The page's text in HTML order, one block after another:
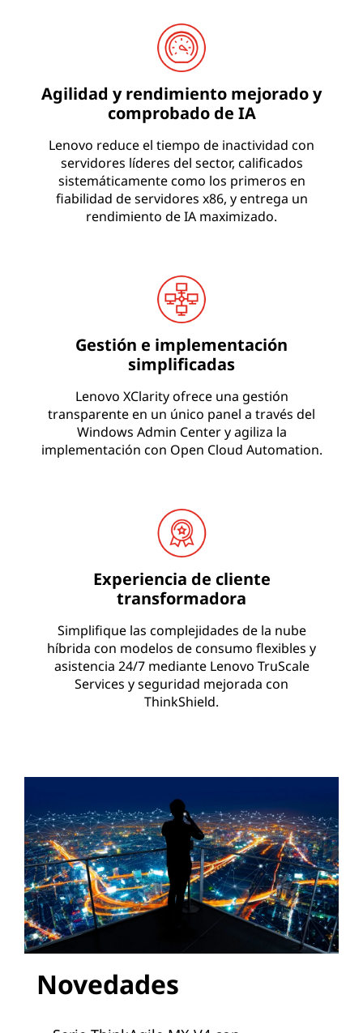
Agilidad y rendimiento mejorado y
comprobado de IA
Lenovo reduce el tiempo de inactividad con
servidores líderes del sector, calificados
sistemáticamente como los primeros en
fiabilidad de servidores x86, y entrega un
rendimiento de IA maximizado.
Gestión e implementación
simplificadas
Lenovo XClarity ofrece una gestión
transparente en un único panel a través del
Windows Admin Center y agiliza la
implementación con Open Cloud Automation.
Experiencia de cliente
transformadora
Simplifique las complejidades de la nube
híbrida con modelos de consumo flexibles y
asistencia 24/7 mediante Lenovo TruScale
Services y seguridad mejorada con
ThinkShield.
Novedades